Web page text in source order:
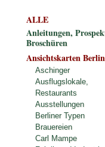
ALLE
Anleitungen,
Broschüren
Ansichtskarten Berlin
Aschinger
Ausflugslokale,
Restaurants
Ausstellungen
Berliner Typen
Brauereien
Carl Mampe